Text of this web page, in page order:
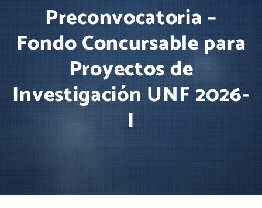
Preconvocatoria –
Fondo Concursable para
Proyectos de
Investigación UNF 2026-
I